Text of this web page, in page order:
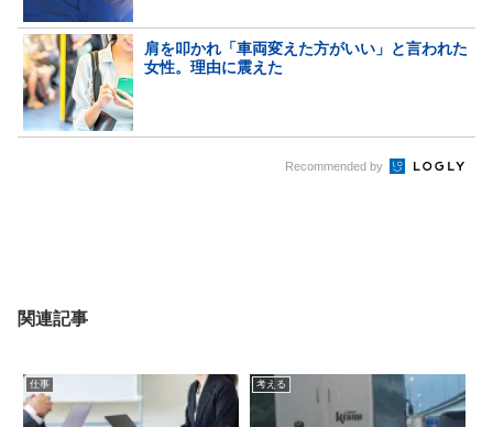
肩を叩かれ「車両変えた方がいい」と言われた
女性。理由に震えた
Recommended by
関連記事
仕事 考える